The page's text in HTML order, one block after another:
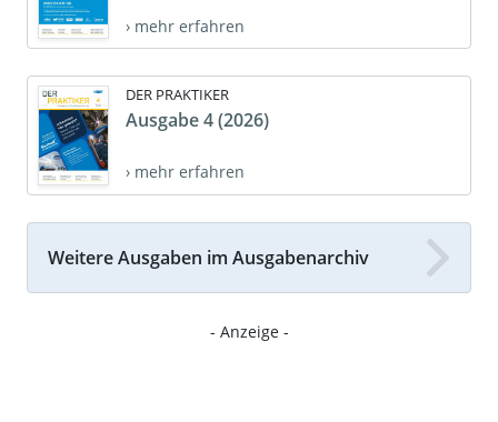
› mehr erfahren
DER PRAKTIKER
Ausgabe 4 (2026)
› mehr erfahren
Weitere Ausgaben im Ausgabenarchiv
- Anzeige -